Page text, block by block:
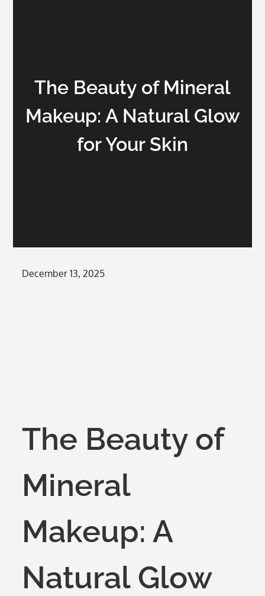
The Beauty of Mineral
Makeup: A Natural Glow
for Your Skin
Posted
December 13, 2025
The Beauty of
Mineral
Makeup: A
Natural Glow